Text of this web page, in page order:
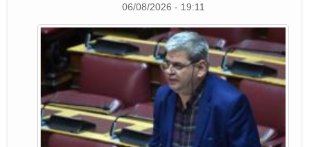
06/08/2026 - 19:11